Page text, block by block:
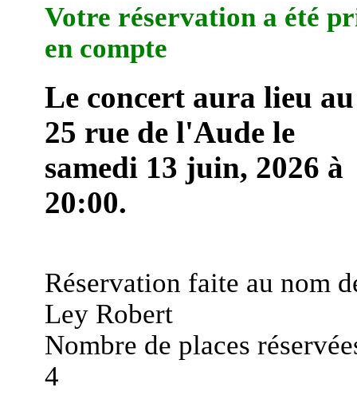
Votre réservation a été
en compte
Le concert aura lieu au
25 rue de l'Aude le
samedi 13 juin, 2026 à
20:00.
Réservation faite au nom
Ley Robert
Nombre de places
4